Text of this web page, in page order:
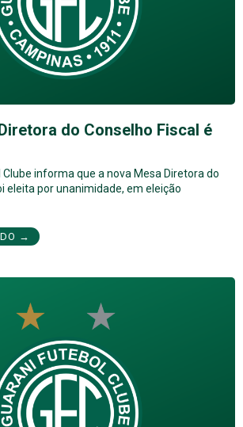
do Conselho Fiscal é
Clube informa que a nova Mesa Diretora do
eleita por unanimidade, em eleição
→